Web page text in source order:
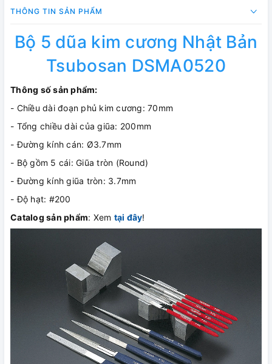
THÔNG TIN SẢN PHẨM
Bộ 5 dũa kim cương Nhật Bản
Tsubosan DSMA0520
Thông số sản phẩm:
- Chiều dài đoạn phủ kim cương: 70mm
- Tổng chiều dài của giũa: 200mm
- Đường kính cán: Ø3.7mm
- Bộ gồm 5 cái: Giũa tròn (Round)
- Đường kính giũa tròn: 3.7mm
- Độ hạt: #200
Catalog sản phẩm: Xem tại đây!